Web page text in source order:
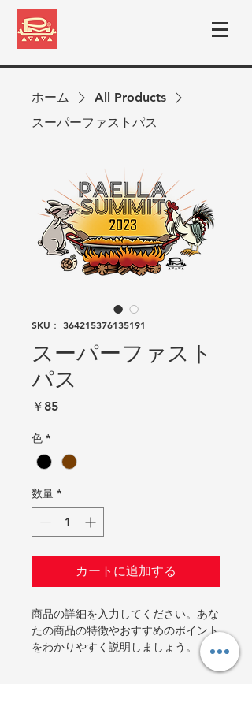
ホーム
All Products
スーパーファストパス
SKU： 364215376135191
スーパーファスト
パス
￥85価
色 *
数量 *
カートに追加する
商品の詳細を入力してください。あな
たの商品の特徴やおすすめのポイント
をわかりやすく説明しましょう。